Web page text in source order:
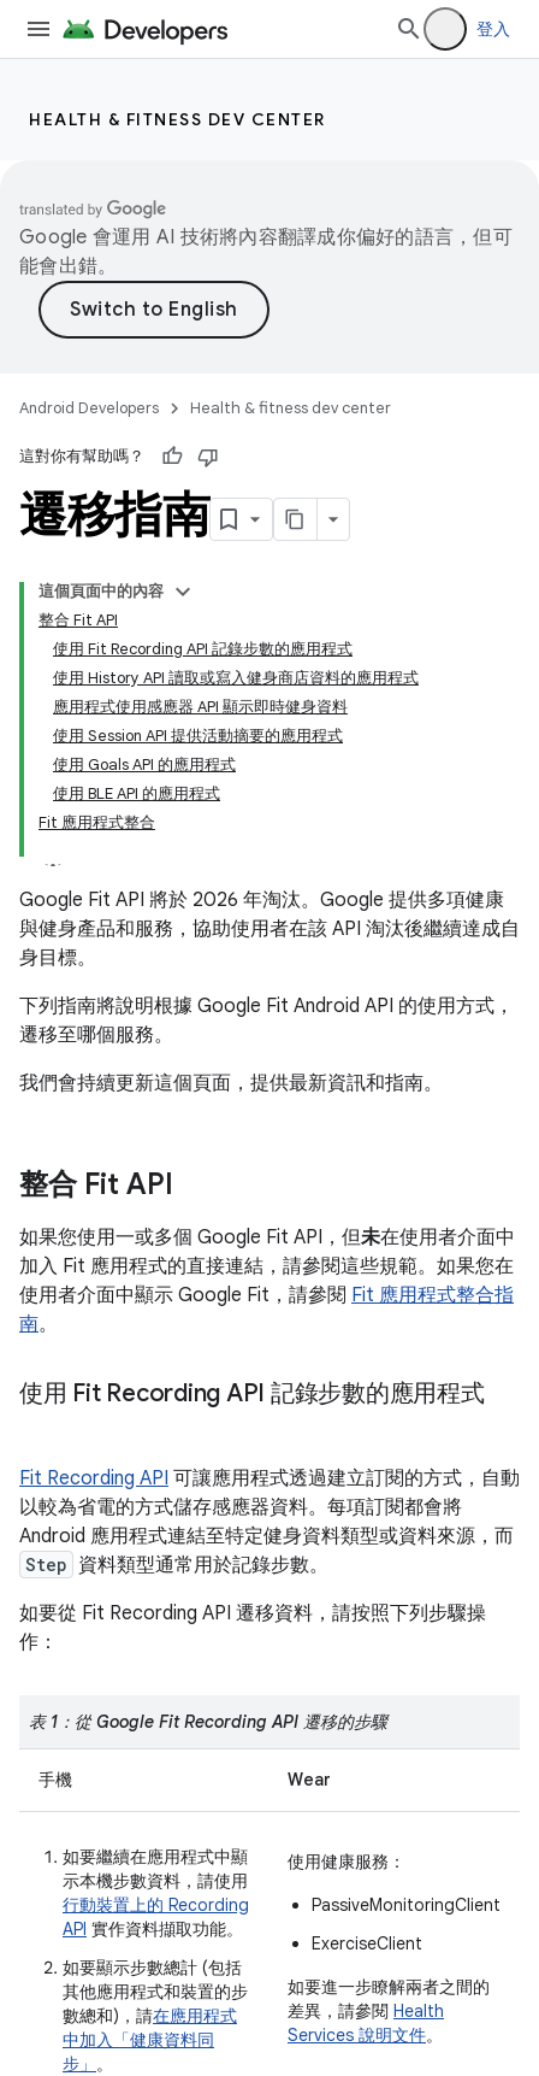
登入
HEALTH & FITNESS DEV CENTER
Google 會運用 AI 技術將內容翻譯成你偏好的語言，但可
能會出錯。
Android Developers Health & fitness dev center
這對你有幫助嗎？
遷移指南
這個頁面中的內容
整合 Fit API
使用 Fit Recording API 記錄步數的應用程式
使用 History API 讀取或寫入健身商店資料的應用程式
應用程式使用感應器 API 顯示即時健身資料
使用 Session API 提供活動摘要的應用程式
使用 Goals API 的應用程式
使用 BLE API 的應用程式
Fit 應用程式整合
Google Fit API 將於 2026 年淘汰。Google 提供多項健康
與健身產品和服務，協助使用者在該 API 淘汰後繼續達成自
身目標。
下列指南將說明根據 Google Fit Android API 的使用方式，
遷移至哪個服務。
我們會持續更新這個頁面，提供最新資訊和指南。
整合 Fit API
如果您使用一或多個 Google Fit API，但未在使用者介面中
加入 Fit 應用程式的直接連結，請參閱這些規範。如果您在
使用者介面中顯示 Google Fit，請參閱 Fit 應用程式整合指
南。
使用 Fit Recording API 記錄步數的應用程式
Fit Recording API 可讓應用程式透過建立訂閱的方式，自動
以較為省電的方式儲存感應器資料。每項訂閱都會將
Android 應用程式連結至特定健身資料類型或資料來源，而
Step 資料類型通常用於記錄步數。
如要從 Fit Recording API 遷移資料，請按照下列步驟操
作：
表 1：從 Google Fit Recording API 遷移的步驟
手機 Wear
如要繼續在應用程式中顯
示本機步數資料，請使用
行動裝置上的 Recording
API 實作資料擷取功能。
如要顯示步數總計 (包括
其他應用程式和裝置的步
數總和)，請在應用程式
中加入「健康資料同
步」 。
使用健康服務：
PassiveMonitoringClient
ExerciseClient
如要進一步瞭解兩者之間的
差異，請參閱 Health
Services 說明文件。